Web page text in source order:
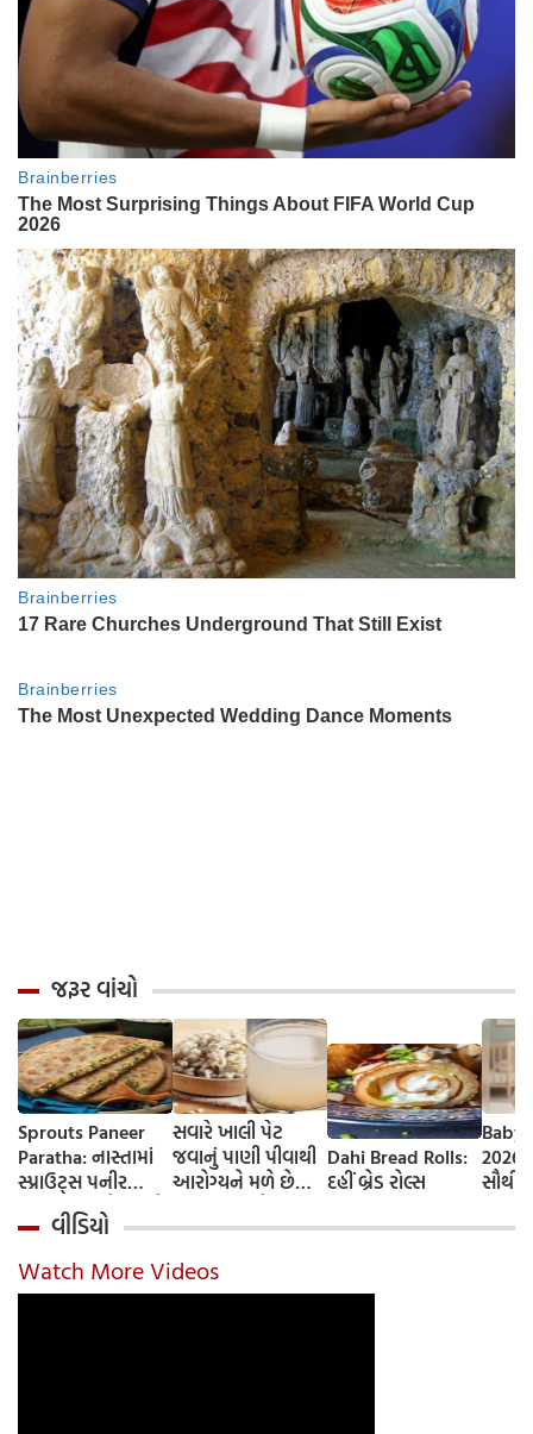
જરૂર વાંચો
Sprouts Paneer
Paratha: નાસ્તામાં
સ્પ્રાઉટ્સ પનીર
પરાઠા બનાવો, તમને
પ્રોટીનનો ડબલ ડોઝ
સવારે ખાલી પેટ
જવાનું પાણી પીવાથી
આરોગ્યને મળે છે
જાણીએ તેના ફાયદા
અને ઉપયોગ કરવાની
યોગ્ય રીત
Dahi Bread Rolls:
દહીં બ્રેડ રોલ્સ
Baby
વીડિયો
Watch More Videos